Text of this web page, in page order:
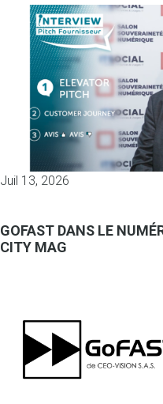
Juil 13, 2026
GOFAST DANS LE
CITY MAG